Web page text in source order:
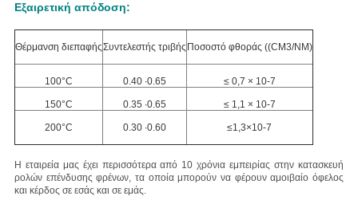
Εξαιρετική απόδοση:
Θέρμανση διεπαφήςΣυντελεστής τριβής Ποσοστό φθοράς ((CM3/NM)
100°C 0.40 ∙0.65 ≤ 0,7 × 10-7
150°C 0.35 ∙0.65 ≤ 1,1 × 10-7
200°C 0.30 ∙0.60 ≤1,3×10-7
Η εταιρεία μας έχει περισσότερα από 10 χρόνια εμπειρίας στην κατασκευή
ρολών επένδυσης φρένων, τα οποία μπορούν να φέρουν αμοιβαίο όφελος
και κέρδος σε εσάς και σε εμάς.